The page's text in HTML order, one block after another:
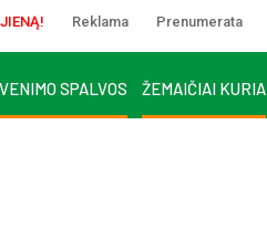
Reklama Prenumerata
SPALVOS ŽEMAIČIAI KURIA